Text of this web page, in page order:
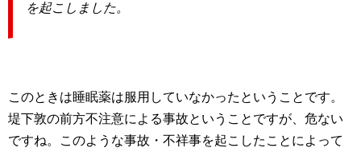
を起こしました。
このときは睡眠薬は服用していなかったということです。
堤下敦の前方不注意による事故ということですが、危ない
ですね。このような事故・不祥事を起こしたことによって